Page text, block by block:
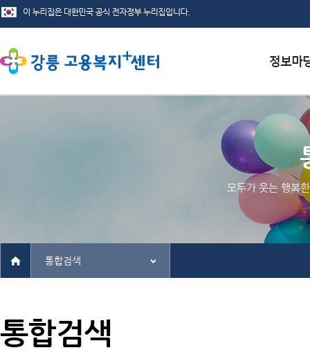
서식자료
채용정보
인재정보
관련사이
모두가 웃는 행복
통합검색
통합검색